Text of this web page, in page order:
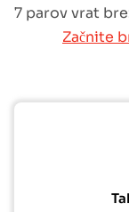
7 parov vrat
Začnite